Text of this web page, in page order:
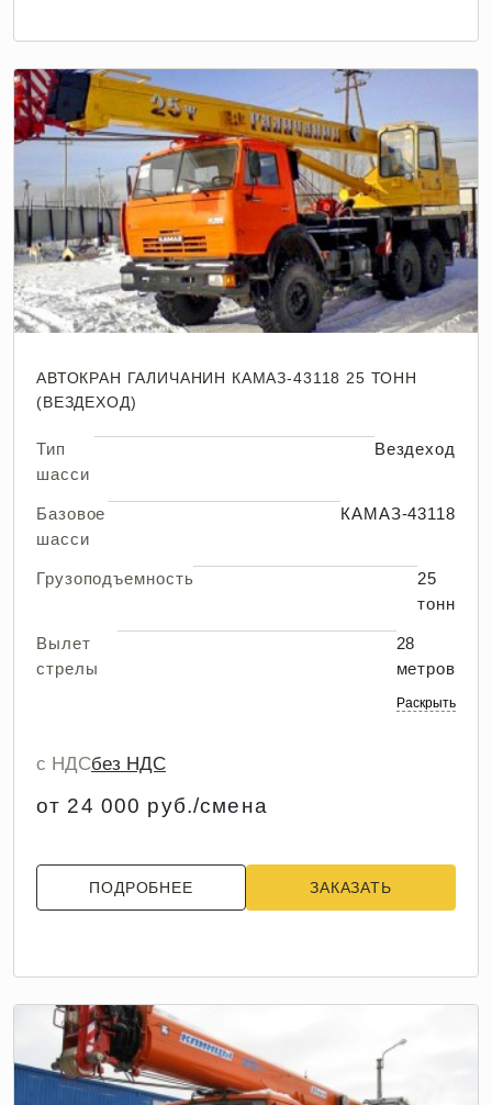
АВТОКРАН ГАЛИЧАНИН КАМАЗ-43118 25 ТОНН
(ВЕЗДЕХОД)
Тип
шасси
Вездеход
Базовое
шасси
КАМАЗ-43118
Грузоподъемность
25
тонн
Вылет
стрелы
28
метров
Раскрыть
с НДСбез НДС
от 24 000 руб./смена
ПОДРОБНЕЕ ЗАКАЗАТЬ